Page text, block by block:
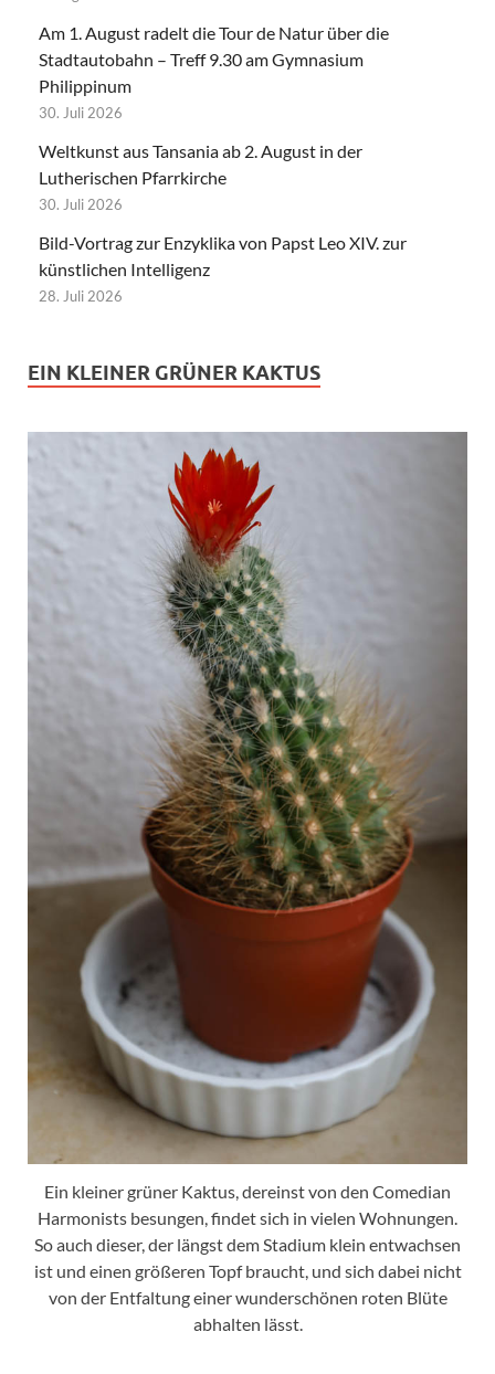
Am 1. August radelt die Tour de Natur über die
Stadtautobahn – Treff 9.30 am Gymnasium
Philippinum
30. Juli 2026
Weltkunst aus Tansania ab 2. August in der
Lutherischen Pfarrkirche
30. Juli 2026
Bild-Vortrag zur Enzyklika von Papst Leo XIV. zur
künstlichen Intelligenz
28. Juli 2026
EIN KLEINER GRÜNER KAKTUS
Ein kleiner grüner Kaktus, dereinst von den Comedian
Harmonists besungen, findet sich in vielen Wohnungen.
So auch dieser, der längst dem Stadium klein entwachsen
ist und einen größeren Topf braucht, und sich dabei nicht
von der Entfaltung einer wunderschönen roten Blüte
abhalten lässt.